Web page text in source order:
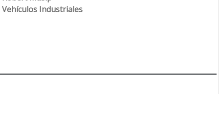
Vehículos Industriales